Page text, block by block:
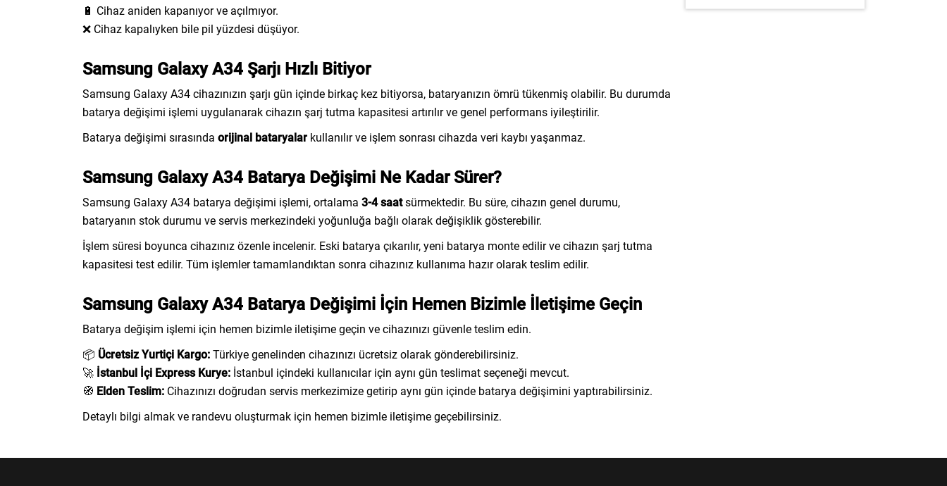
🔋 Cihaz aniden kapanıyor ve açılmıyor.
❌ Cihaz kapalıyken bile pil yüzdesi düşüyor.
Samsung Galaxy A34 Şarjı Hızlı Bitiyor
Samsung Galaxy A34 cihazınızın şarjı gün içinde birkaç kez bitiyorsa, bataryanızın ömrü tükenmiş olabilir. Bu durumda
batarya değişimi işlemi uygulanarak cihazın şarj tutma kapasitesi artırılır ve genel performans iyileştirilir.
Batarya değişimi sırasında orijinal bataryalar kullanılır ve işlem sonrası cihazda veri kaybı yaşanmaz.
Samsung Galaxy A34 Batarya Değişimi Ne Kadar Sürer?
Samsung Galaxy A34 batarya değişimi işlemi, ortalama 3-4 saatsürmektedir. Bu süre, cihazın genel durumu,
bataryanın stok durumu ve servis merkezindeki yoğunluğa bağlı olarak değişiklik gösterebilir.
İşlem süresi boyunca cihazınız özenle incelenir. Eski batarya çıkarılır, yeni batarya monte edilir ve cihazın şarj tutma
kapasitesi test edilir. Tüm işlemler tamamlandıktan sonra cihazınız kullanıma hazır olarak teslim edilir.
Samsung Galaxy A34 Batarya Değişimi İçin Hemen Bizimle İletişime Geçin
Batarya değişim işlemi için hemen bizimle iletişime geçin ve cihazınızı güvenle teslim edin.
📦 Ücretsiz Yurtiçi Kargo: Türkiye genelinden cihazınızı ücretsiz olarak gönderebilirsiniz.
🚀 İstanbul İçi Express Kurye: İstanbul içindeki kullanıcılar için aynı gün teslimat seçeneği mevcut.
🧭 Elden Teslim: Cihazınızı doğrudan servis merkezimize getirip aynı gün içinde batarya değişimini yaptırabilirsiniz.
Detaylı bilgi almak ve randevu oluşturmak için hemen bizimle iletişime geçebilirsiniz.